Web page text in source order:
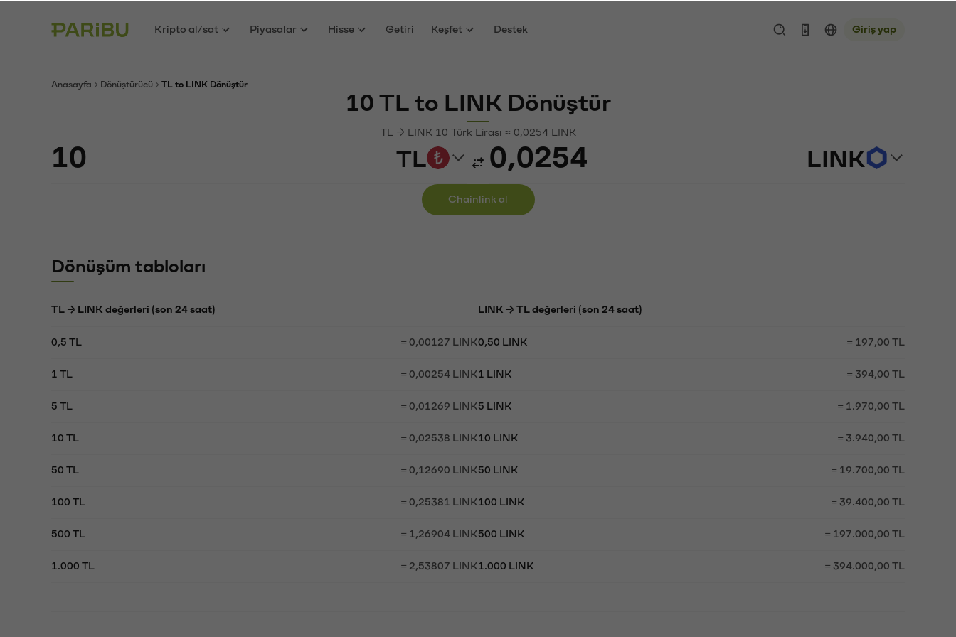
Kripto al/sat Piyasalar Hisse Getiri Keşfet Destek Giriş yap
Anasayfa Dönüştürücü TL to LINK Dönüştür
10 TL to LINK Dönüştür
TL → LINK 10 Türk Lirası ≈ 0,0254 LINK
TL LINK
Chainlink al
Dönüşüm tabloları
TL → LINK değerleri (son 24 saat)
0,5 TL = 0,00127 LINK
1 TL = 0,00254 LINK
5 TL = 0,01269 LINK
10 TL = 0,02538 LINK
50 TL = 0,12690 LINK
100 TL = 0,25381 LINK
500 TL = 1,26904 LINK
1.000 TL = 2,53807 LINK
LINK → TL değerleri (son 24 saat)
0,50 LINK = 197,00 TL
1 LINK = 394,00 TL
5 LINK = 1.970,00 TL
10 LINK = 3.940,00 TL
50 LINK = 19.700,00 TL
100 LINK = 39.400,00 TL
500 LINK = 197.000,00 TL
1.000 LINK = 394.000,00 TL